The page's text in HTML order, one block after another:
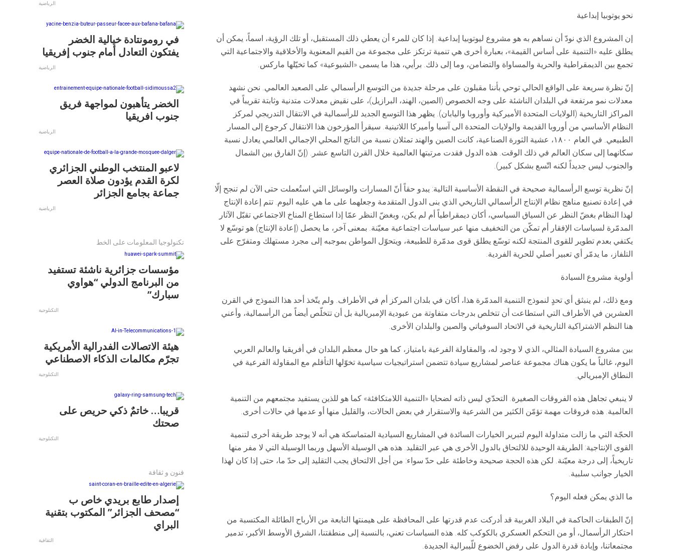
نحو يوتوبيا إبداعية
إن المشروع الذي نودّ أن نساهم به هو مشروع ليوتوبيا إبداعية. إذا كان للمرء أن يعطي ذلك المستقبل، أو تلك الرؤية، اسماً، يمكن أن
يطلق عليه «التنمية على أساس القيمة»، بعبارة أخرى هي تنمية ترتكز على مجموعة من القيم المعنوية والأخلاقية والاجتماعية التي
تجمع بين الديمقراطية والحرية والمساواة والتضامن، وما إلى ذلك. برأيي، هذا ما يسمى «الشيوعية» كما تخيّلها ماركس.
إنّ نظرة سريعة على الواقع الحالي توحي بأننا مقبلون على مرحلة جديدة من التوسع الرأسمالي على الصعيد العالمي. نحن نشهد
معدلات نمو مرتفعة في البلدان الناشئة على وجه الخصوص (الصين، الهند، البرازيل)، على نقيض معدلات متدنية وثابتة تقريباً في
المراكز التاريخية (الولايات المتحدة الأميركية وأوروبا واليابان). يظهر هذا التوسع الجديد للرأسمالية في الانتقال التدريجي لمركز
النظام الأساسي من أوروبا القديمة والولايات المتحدة الى آسيا وأميركا اللاتينية. سيقرأ المؤرخون هذا الانتقال كرجوع إلى المسار
الطبيعي. في العام ١٨٠٠، عشية الثورة الصناعية، كانت الصين والهند تمثلان نسبة من الناتج المحلي الإجمالي العالمي يعادل نسبة
سكانهما إلى سكان العالم في ذلك الوقت. هذه الدول فقدت مرتبتها العالمية خلال القرن التاسع عشر. (إنّ الفارق بين الشمال
والجنوب ليس جديداً لكنه اتّسع بشكل كبير).
إنّ نظرية توسع الرأسمالية صحيحة في النقطة الأساسية التالية: يبدو حقاً أنّ المسارات والوسائل التي استُعملت حتى الآن لم تنجح إلّا
في إعادة تصنيع مناهج نظام الإنتاج الرأسمالي التاريخي الذي بنى الدول المتقدمة وجعلهما على ما هي عليه اليوم. تتم إعادة الإنتاج
لهذا النظام بغضّ النظر عن السياق السياسي، أكان ديمقراطياً أم لم يكن، وبغضّ النظر عمّا إذا استطاع المناخ الاجتماعي تقبّل الآثار
المدمّرة لسياسات الإفقار أم تمكّن من التخفيف منها عبر سياسات اجتماعية معيّنة. بمعنى آخر، ما يحصل (إعادة الإنتاج) هو توسّع لا
يكتفي بعدم تطوير للقوى المنتجة لكنه توسّع يطلق قوى مدمّرة للطبيعة، ويتحوّل المواطن بموجبه إلى مجرد مستهلك ومتفرّج على
التلفاز، ما يدمّر أي تعبير أصلي للحرية الفردية.
أولوية مشروع السيادة
ومع ذلك، لم ينبثق أي تحدٍ لنموذج التنمية المدمّرة هذا، أكان في بلدان المركز أم في الأطراف. ولم يتّخذ أحد هذا النموذج في القرن
العشرين في الأطراف التي استطاعت أن تتخلص بدرجات متفاوتة من عبودية الإمبريالية بل أن تتخلّص أيضاً من الرأسمالية، وأعني
هنا النظم الاشتراكية التاريخية في الاتحاد السوفياتي والصين والبلدان الأخرى.
بين مشروع السيادة المثالي، الذي لا وجود له، والمقاولة الفرعية بامتياز، كما هو حال معظم البلدان في أفريقيا والعالم العربي
اليوم، غالباً ما يكون هناك مجموعة عناصر لمشاريع سيادة تتضمن استراتيجيات سياسية تخوّلها التأقلم مع المقاولة الفرعية في
النطاق الإمبريالي.
لا ينبغي تجاهل هذه الفروقات الصغيرة. التحدّي ليس ذاته لضحايا «التنمية اللامتكافئة» كما هو للذين يستفيد مجتمعهم من التنمية
العالمية. هذه فروقات مهمة تؤمّن الكثير من الشرعية والاستقرار في بعض الحالات، والقليل منها أو عدمها في حالات أخرى.
الحجّة التي ما زالت متداولة اليوم لتبرير الخيارات السائدة في المشاريع السيادية المتماسكة هي أنه لا يوجد طريقة أخرى لتنمية
القوى الإنتاجية: الطريقة الوحيدة للالتحاق بالدول الأخرى هي عبر التقليد. هذه هي الوسيلة الأسهل وربما الوسيلة التي لا مفر منها
تاريخياً، إلى درجة معيّنة. لكن هذه الحجة صحيحة وخاطئة على حدّ سواء: من أجل الالتحاق يجب التقليد إلى حدّ ما، حتى إذا كان لهذا
الخيار جوانب سلبية.
ما الذي يمكن فعله اليوم؟
إنّ الطبقات الحاكمة في البلاد الغربية قد أدركت عدم قدرتها على المحافظة على هيمنتها النابعة من الأرباح الطائلة المكتسبة من
احتكار الرأسمال، أو من التحكم العسكري بالكوكب كله. هذه السياسات تعني، بالنسبة إلى منطقتنا، الشرق الأوسط الأكبر، تدمير
مجتمعاتنا، وإبادة قدرة الدول على رفض الخضوع للّيبرالية الجديدة.
الرياضية
في رومونتادة خيالية الخضر
يفتكون التعادل أمام جنوب إفريقيا
الرياضية
الخضر يتأهبون لمواجهة فريق
جنوب افريقيا
الرياضية
لاعبو المنتخب الوطني الجزائري
لكرة القدم يؤدون صلاة العصر
جماعة بجامع الجزائر
الرياضية
تكنولوجيا المعلومات على الخط
مؤسسات جزائرية ناشئة تستفيد
من البرنامج الدولي “هواوي
سبارك”
التكنلوجية
هيئة الاتصالات الفدرالية الأمريكية
تجرّم مكالمات الذكاء الاصطناعي
التكنلوجية
قريبا… خاتمٌ ذكي حريص على
صحتك
التكنلوجية
فنون و ثقافة
إصدار طابع بريدي خاص ب
“مصحف الجزائر” المكتوب بتقنية
البراي
التقافية